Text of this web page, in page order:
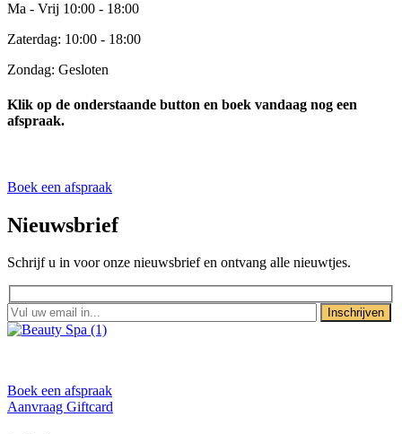
Ma - Vrij 10:00 - 18:00
Zaterdag: 10:00 - 18:00
Zondag: Gesloten
Klik op de onderstaande button en boek vandaag nog een
afspraak.
Boek een afspraak
Nieuwsbrief
Schrijf u in voor onze nieuwsbrief en ontvang alle nieuwtjes.
Inschrijven
Boek een afspraak
Aanvraag Giftcard